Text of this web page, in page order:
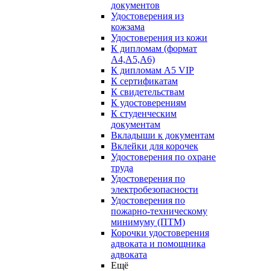
документов
Удостоверения из
кожзама
Удостоверения из кожи
К дипломам (формат
А4,А5,А6)
К дипломам А5 VIP
К сертификатам
К свидетельствам
К удостоверениям
К студенческим
документам
Вкладыши к документам
Вклейки для корочек
Удостоверения по охране
труда
Удостоверения по
электробезопасности
Удостоверения по
пожарно-техническому
минимуму (ПТМ)
Корочки удостоверения
адвоката и помощника
адвоката
Ещё